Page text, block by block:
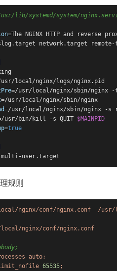
lib/systemd/system/
network.target
usr/bin/kill -s QUIT $MAINPID
=true
user.target
规则
nginx/conf/nginx.conf /usr/
nginx/conf/nginx.conf
auto;
65535;